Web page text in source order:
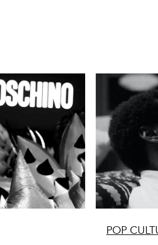
POP